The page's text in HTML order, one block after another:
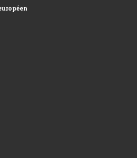
et développement des surfaces...